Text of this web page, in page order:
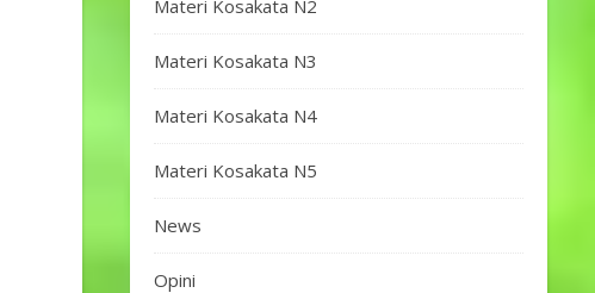
Materi Kosakata N2
Materi Kosakata N3
Materi Kosakata N4
Materi Kosakata N5
News
Opini